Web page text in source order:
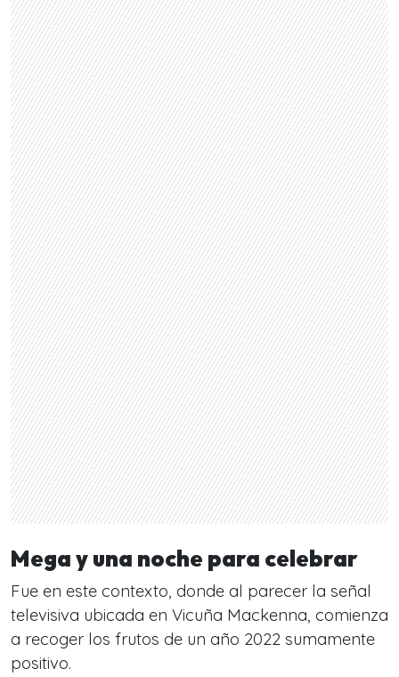
Mega y una noche para celebrar
Fue en este contexto, donde al parecer la señal
televisiva ubicada en Vicuña Mackenna, comienza
a recoger los frutos de un año 2022 sumamente
positivo.